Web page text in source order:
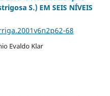
S.) EM SEIS NÍVEIS
68
Evaldo Klar